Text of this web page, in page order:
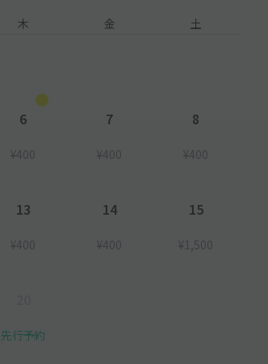
木 金 土
6
¥400
7
¥400
8
¥400
13
¥400
14
¥400
15
¥1,500
先行予約